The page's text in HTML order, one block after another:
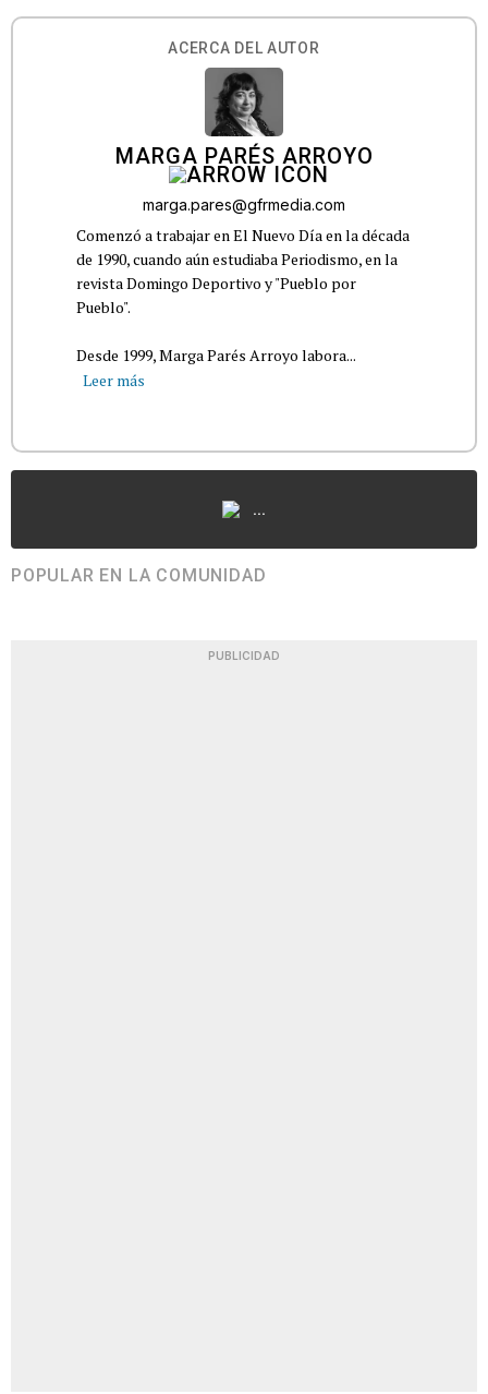
ACERCA DEL AUTOR
MARGA PARÉS ARROYO
marga.pares@gfrmedia.com
Comenzó a trabajar en El Nuevo Día en la década
de 1990, cuando aún estudiaba Periodismo, en la
revista Domingo Deportivo y "Pueblo por
Pueblo".
Desde 1999, Marga Parés Arroyo labora...
Leer más
...
POPULAR EN LA COMUNIDAD
PUBLICIDAD